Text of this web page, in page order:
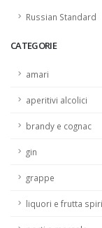
Russian Standard
CATEGORIE
amari
aperitivi alcolici
brandy e cognac
gin
grappe
liquori e frutta